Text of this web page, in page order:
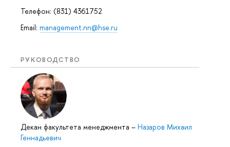
Телефон: (831) 4361752
Email: management.nn@hse.ru
РУКОВОДСТВО
Декан факультета менеджмента – Назаров Михаил
Геннадьевич